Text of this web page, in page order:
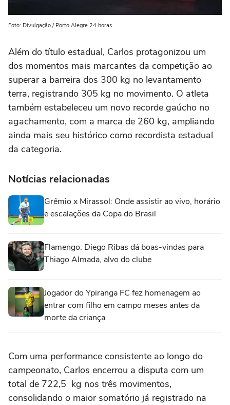
Foto: Divulgação / Porto Alegre 24 horas
Além do título estadual, Carlos protagonizou um
dos momentos mais marcantes da competição ao
superar a barreira dos 300 kg no levantamento
terra, registrando 305 kg no movimento. O atleta
também estabeleceu um novo recorde gaúcho no
agachamento, com a marca de 260 kg, ampliando
ainda mais seu histórico como recordista estadual
da categoria.
Notícias relacionadas
Grêmio x Mirassol: Onde assistir ao vivo, horário
e escalações da Copa do Brasil
Flamengo: Diego Ribas dá boas-vindas para
Thiago Almada, alvo do clube
Jogador do Ypiranga FC fez homenagem ao
entrar com filho em campo meses antes da
morte da criança
Com uma performance consistente ao longo do
campeonato, Carlos encerrou a disputa com um
total de 722,5 kg nos três movimentos,
consolidando o maior somatório já registrado na